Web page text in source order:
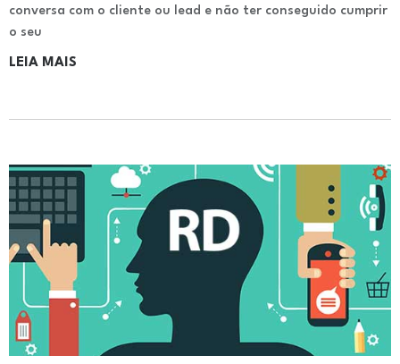
conversa com o cliente ou lead e não ter conseguido cumprir
o seu
LEIA MAIS